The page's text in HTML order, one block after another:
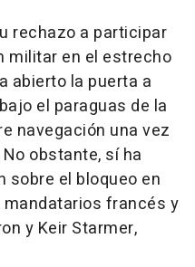
rechazo a participar
militar en el estrecho
abierto la puerta a
el paraguas de la
navegación una vez
obstante, sí ha
sobre el bloqueo en
francés y
y Keir Starmer,